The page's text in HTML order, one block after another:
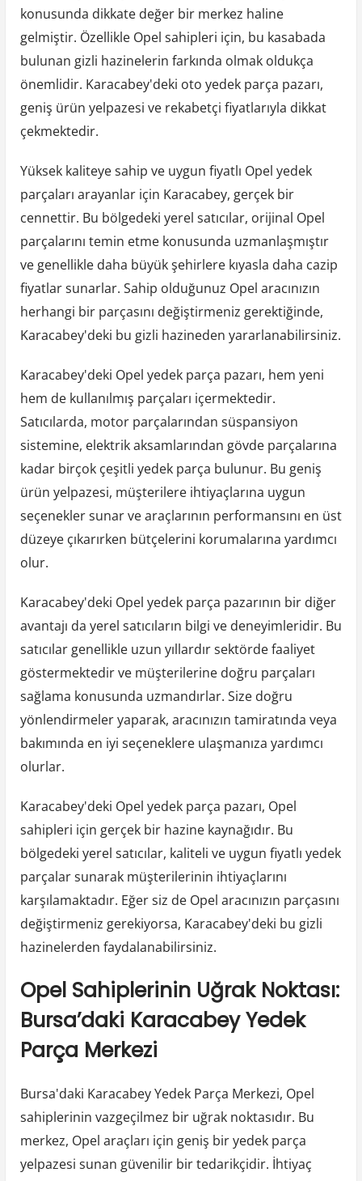
konusunda dikkate değer bir merkez haline
gelmiştir. Özellikle Opel sahipleri için, bu kasabada
bulunan gizli hazinelerin farkında olmak oldukça
önemlidir. Karacabey'deki oto yedek parça pazarı,
geniş ürün yelpazesi ve rekabetçi fiyatlarıyla dikkat
çekmektedir.
Yüksek kaliteye sahip ve uygun fiyatlı Opel yedek
parçaları arayanlar için Karacabey, gerçek bir
cennettir. Bu bölgedeki yerel satıcılar, orijinal Opel
parçalarını temin etme konusunda uzmanlaşmıştır
ve genellikle daha büyük şehirlere kıyasla daha cazip
fiyatlar sunarlar. Sahip olduğunuz Opel aracınızın
herhangi bir parçasını değiştirmeniz gerektiğinde,
Karacabey'deki bu gizli hazineden yararlanabilirsiniz.
Karacabey'deki Opel yedek parça pazarı, hem yeni
hem de kullanılmış parçaları içermektedir.
Satıcılarda, motor parçalarından süspansiyon
sistemine, elektrik aksamlarından gövde parçalarına
kadar birçok çeşitli yedek parça bulunur. Bu geniş
ürün yelpazesi, müşterilere ihtiyaçlarına uygun
seçenekler sunar ve araçlarının performansını en üst
düzeye çıkarırken bütçelerini korumalarına yardımcı
olur.
Karacabey'deki Opel yedek parça pazarının bir diğer
avantajı da yerel satıcıların bilgi ve deneyimleridir. Bu
satıcılar genellikle uzun yıllardır sektörde faaliyet
göstermektedir ve müşterilerine doğru parçaları
sağlama konusunda uzmandırlar. Size doğru
yönlendirmeler yaparak, aracınızın tamiratında veya
bakımında en iyi seçeneklere ulaşmanıza yardımcı
olurlar.
Karacabey'deki Opel yedek parça pazarı, Opel
sahipleri için gerçek bir hazine kaynağıdır. Bu
bölgedeki yerel satıcılar, kaliteli ve uygun fiyatlı yedek
parçalar sunarak müşterilerinin ihtiyaçlarını
karşılamaktadır. Eğer siz de Opel aracınızın parçasını
değiştirmeniz gerekiyorsa, Karacabey'deki bu gizli
hazinelerden faydalanabilirsiniz.
Opel Sahiplerinin Uğrak Noktası:
Bursa’daki Karacabey Yedek
Parça Merkezi
Bursa'daki Karacabey Yedek Parça Merkezi, Opel
sahiplerinin vazgeçilmez bir uğrak noktasıdır. Bu
merkez, Opel araçları için geniş bir yedek parça
yelpazesi sunan güvenilir bir tedarikçidir. İhtiyaç